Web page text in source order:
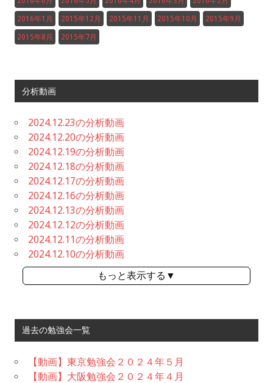
2016年1月 2015年12月 2015年11月 2015年10月 2015年9月
2015年8月 2015年7月
分析動画
2024.12.23の分析動画
2024.12.20の分析動画
2024.12.19の分析動画
2024.12.18の分析動画
2024.12.17の分析動画
2024.12.16の分析動画
2024.12.13の分析動画
2024.12.12の分析動画
2024.12.11の分析動画
2024.12.10の分析動画
もっと表示する▼
過去の勉強会一覧
【動画】東京勉強会２０２４年５月
【動画】大阪勉強会２０２４年４月